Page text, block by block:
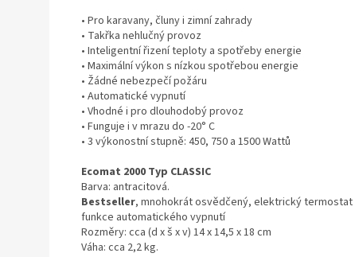
• Pro karavany, čluny i zimní zahrady
• Takřka nehlučný provoz
• Inteligentní řizení teploty a spotřeby energie
• Maximální výkon s nízkou spotřebou energie
• Žádné nebezpečí požáru
• Automatické vypnutí
• Vhodné i pro dlouhodobý provoz
• Funguje i v mrazu do -20° C
• 3 výkonostní stupně: 450, 750 a 1500 Wattů
Ecomat 2000 Typ CLASSIC
Barva: antracitová.
Bestseller, mnohokrát osvědčený, elektrický termostat
funkce automatického vypnutí
Rozměry: cca (d x š x v) 14 x 14,5 x 18 cm
Váha: cca 2,2 kg.